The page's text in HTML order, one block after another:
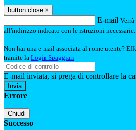
button close ×
E-mail
all'indirizzo indicato con le istruzioni necessarie.
Non hai una e-mail associata al nome utente?
tramite la Login Spaggiari
E-mail inviata, si prega di controllare la
Errore
Chiudi
Successo